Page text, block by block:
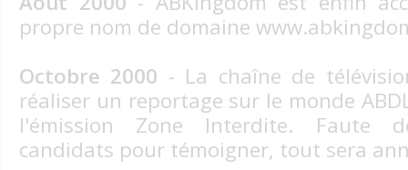
propre nom de domaine
Octobre 2000 - La chaîne de
réaliser un reportage sur le monde
l'émission Zone Interdite. Faute
candidats pour témoigner, tout sera